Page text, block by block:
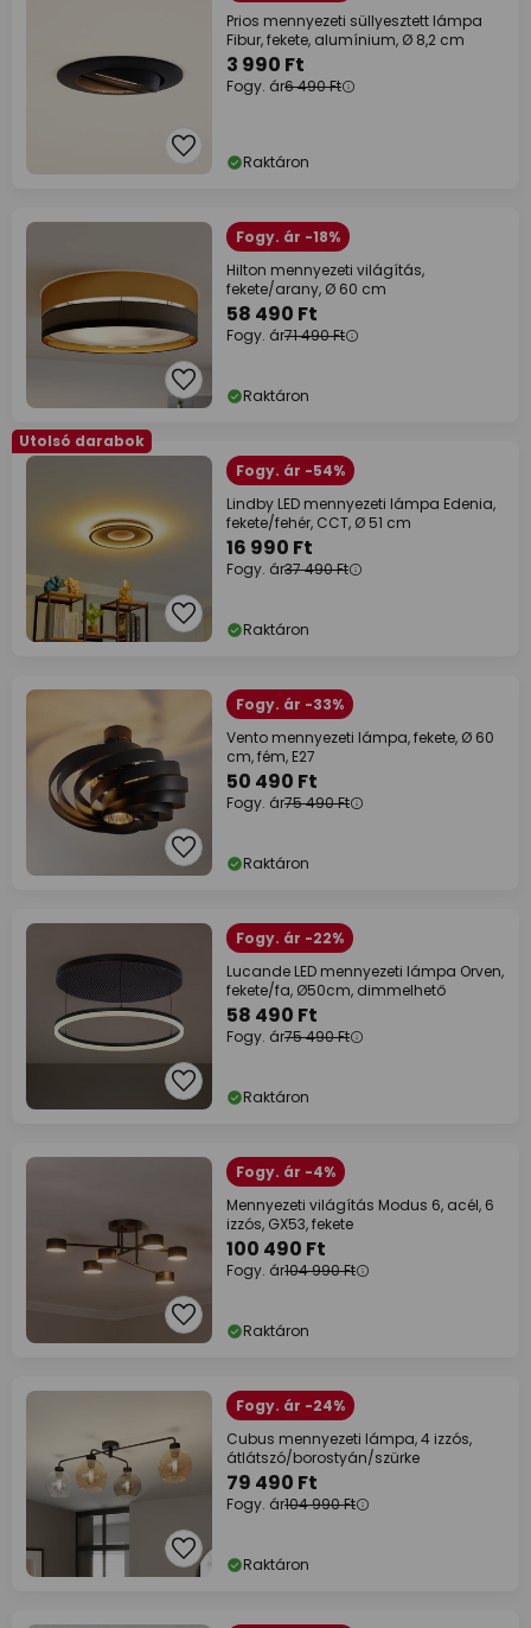
Prios mennyezeti süllyesztett lámpa
Fibur, fekete, alumínium, Ø 8,2 cm
3 990 Ft
Fogy. ár6 490 Ft
Raktáron
Fogy. ár -18%
Hilton mennyezeti világítás,
fekete/arany, Ø 60 cm
58 490 Ft
Fogy. ár71 490 Ft
Raktáron
Utolsó darabok
Fogy. ár -54%
Lindby LED mennyezeti lámpa Edenia,
fekete/fehér, CCT, Ø 51 cm
16 990 Ft
Fogy. ár37 490 Ft
Raktáron
Fogy. ár -33%
Vento mennyezeti lámpa, fekete, Ø 60
cm, fém, E27
50 490 Ft
Fogy. ár75 490 Ft
Raktáron
Fogy. ár -22%
Lucande LED mennyezeti lámpa Orven,
fekete/fa, Ø50cm, dimmelhető
58 490 Ft
Fogy. ár75 490 Ft
Raktáron
Fogy. ár -4%
Mennyezeti világítás Modus 6, acél, 6
izzós, GX53, fekete
100 490 Ft
Fogy. ár104 990 Ft
Raktáron
Fogy. ár -24%
Cubus mennyezeti lámpa, 4 izzós,
átlátszó/borostyán/szürke
79 490 Ft
Fogy. ár104 990 Ft
Raktáron